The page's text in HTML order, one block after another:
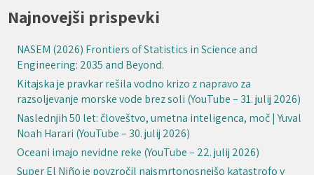
Najnovejši prispevki
NASEM (2026) Frontiers of Statistics in Science and
Engineering: 2035 and Beyond.
Kitajska je pravkar rešila vodno krizo z napravo za
razsoljevanje morske vode brez soli (YouTube – 31. julij 2026)
Naslednjih 50 let: človeštvo, umetna inteligenca, moč | Yuval
Noah Harari (YouTube – 30. julij 2026)
Oceani imajo nevidne reke (YouTube – 22. julij 2026)
Super El Niño je povzročil najsmrtonosnejšo katastrofo v